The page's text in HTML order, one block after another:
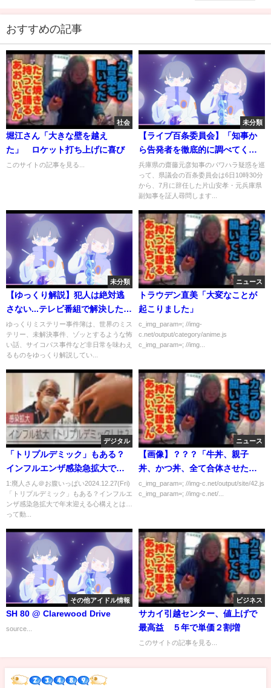
おすすめの記事
社会
堀江さん「大きな壁を越え
た」 ロケット打ち上げに喜び
このサイトの記事を見る...
未分類
【ライブ百条委員会】「知事か
ら告発者を徹底的に調べてく
れ」と指示 最側近の片山 元副知
事 兵庫県･齋藤元彦知事の"パワ
ハラ疑惑" 証人として出席
兵庫県の齋藤元彦知事のパワハラ疑惑を巡
って、県議会の百条委員会は6日10時30分
から、7月に辞任した片山安孝・元兵庫県
副知事を証人尋問します...
未分類
【ゆっくり解説】犯人は絶対逃
さない...テレビ番組で解決した事
件3選
ゆっくりミステリー事件簿は、世界のミス
テリー、未解決事件、ゾッとするような怖
い話、サイコパス事件など非日常を味わえ
るものをゆっくり解説してい...
ニュース
トラウデン直美「大変なことが
起こりました」
c_img_param=; //img-
c.net/output/category/anime.js
c_img_param=; //img...
デジタル
「トリプルデミック」もある？
インフルエンザ感染急拡大で年
末迎える心構えとは…
1:廃人さん＠お腹いっぱい2024.12.27(Fri)
「トリプルデミック」もある？インフルエ
ンザ感染急拡大で年末迎える心構えとは…
って動...
ニュース
【画像】？？？「牛丼、親子
丼、かつ丼、全て合体させたら
どうなるんやろ…？」
c_img_param=; //img-c.net/output/site/42.js
c_img_param=; //img-c.net/...
その他アイドル情報
SH 80 @ Clarewood Drive
source...
ビジネス
サカイ引越センター、値上げで
最高益 ５年で単価２割増
このサイトの記事を見る...